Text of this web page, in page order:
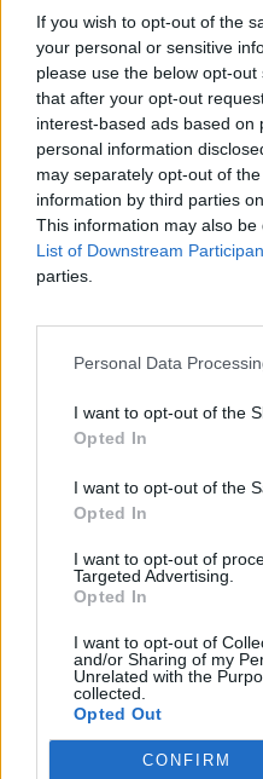
If you wish to opt-out of the
your personal or sensitive
please use the below opt-
that after your opt-out
interest-based ads based
personal information
may separately opt-out of
information by third parties
This information may also
List of Downstream
parties.
Personal Data
I want to opt-out of the
Opted In
I want to opt-out of the
Opted In
I want to opt-out of
Targeted Advertising.
Opted In
I want to opt-out of
and/or Sharing of my
Unrelated with the
collected.
Opted Out
CONFIRM
13:56
Europa ociepla się dwa
dane
13:13Dania zmienia zasady dla
wieku poborowym
13:00Kaczyński zwróci
12:25Trzaskowski zapowiada
sali: Referendum
12:10
Kolejne śledztwo w
podrobienie kart zgonu
11:47Będzie prawie 40 stopni.
kraju
11:02Odbudowa Ukrainy po
czy tylko podawać kawę?
Malinowska-Grupińska?
zdecydowała
Tomasz Kammel przed
fabryce, nie miałem do tego
młodego człowieka
Afera w Szpitalu
Silne trzęsienia ziemi w
Upały przetestują polską
Cieśnina Ormuz znów
Znamy pierwszą parę 1/
historycznym awansem
Szykuje się głośne
Pracy ma stracić stanowisko
06:03
Dziś gorąca sesja Rady